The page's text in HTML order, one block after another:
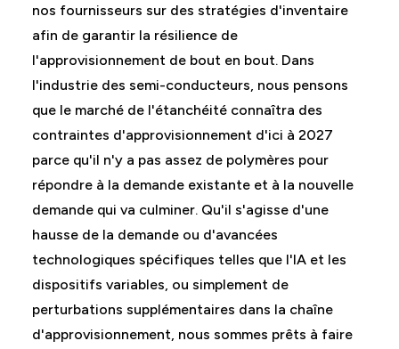
nos fournisseurs sur des stratégies d'inventaire
afin de garantir la résilience de
l'approvisionnement de bout en bout. Dans
l'industrie des semi-conducteurs, nous pensons
que le marché de l'étanchéité connaîtra des
contraintes d'approvisionnement d'ici à 2027
parce qu'il n'y a pas assez de polymères pour
répondre à la demande existante et à la nouvelle
demande qui va culminer. Qu'il s'agisse d'une
hausse de la demande ou d'avancées
technologiques spécifiques telles que l'IA et les
dispositifs variables, ou simplement de
perturbations supplémentaires dans la chaîne
d'approvisionnement, nous sommes prêts à faire